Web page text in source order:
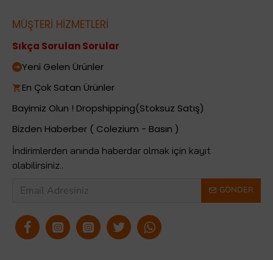
MÜŞTERİ HİZMETLERİ
Sıkça Sorulan Sorular
Yeni Gelen Ürünler
En Çok Satan Ürünler
Bayimiz Olun ! Dropshipping(Stoksuz Satış)
Bizden Haberber ( Colezium - Basın )
İndirimlerden anında haberdar olmak için kayıt
olabilirsiniz..
GÖNDER